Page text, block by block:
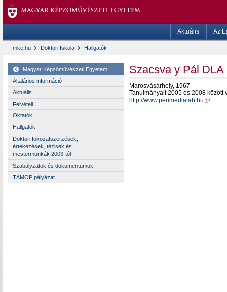
Aktuális Az
mke.hu Doktori Iskola Hallgatók
Magyar Képzőművészeti Egyetem
Általános információ
Aktuális
Felvételi
Oktatók
Hallgatók
Doktori fokozatszerzések,
értekezések, tézisek és
mestermunkák 2003-tól
Szabályzatok és dokumentumok
TÁMOP pályázat
Szacsva y Pál DLA
Marosvásárhely, 1967
Tanulmányait 2005 és 2008 között
http://www.perimedialab.hu